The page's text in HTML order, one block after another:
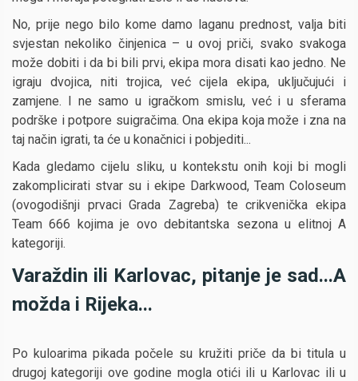
No, prije nego bilo kome damo laganu prednost, valja biti
svjestan nekoliko činjenica – u ovoj priči, svako svakoga
može dobiti i da bi bili prvi, ekipa mora disati kao jedno. Ne
igraju dvojica, niti trojica, već cijela ekipa, uključujući i
zamjene. I ne samo u igračkom smislu, već i u sferama
podrške i potpore suigračima. Ona ekipa koja može i zna na
taj način igrati, ta će u konačnici i pobjediti...
Kada gledamo cijelu sliku, u kontekstu onih koji bi mogli
zakomplicirati stvar su i ekipe Darkwood, Team Coloseum
(ovogodišnji prvaci Grada Zagreba) te crikvenička ekipa
Team 666 kojima je ovo debitantska sezona u elitnoj A
kategoriji.
Varaždin ili Karlovac, pitanje je sad...A
možda i Rijeka...
Po kuloarima pikada počele su kružiti priče da bi titula u
drugoj kategoriji ove godine mogla otići ili u Karlovac ili u